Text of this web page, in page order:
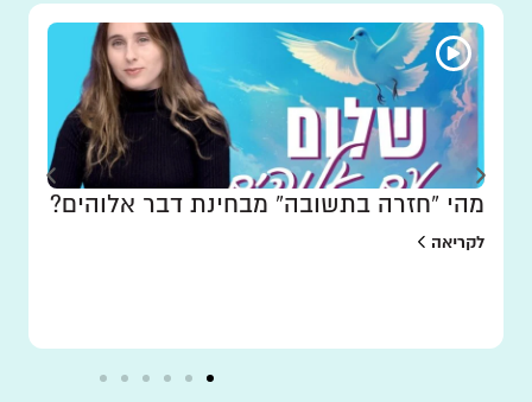
מהי “חזרה בתשובה” מבחינת דבר אלוהים?
לקריאה